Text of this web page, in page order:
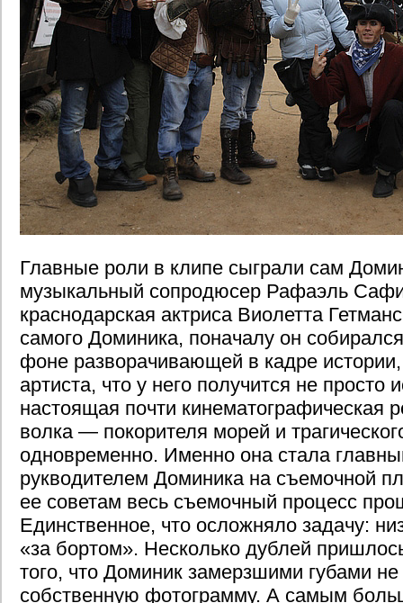
Главные роли в клипе сыграли сам
музыкальный сопродюсер Рафаэль
краснодарская актриса Виолетта
самого Доминика, поначалу он
фоне разворачивающей в кадре
артиста, что у него получится не просто
настоящая почти кинематографическая
волка — покорителя морей и
одновременно. Именно она стала
рукводителем Доминика на съемочной
ее советам весь съемочный процесс
Единственное, что осложняло задачу:
«за бортом». Несколько дублей
того, что Доминик замерзшими губами
собственную фотограмму. А самым